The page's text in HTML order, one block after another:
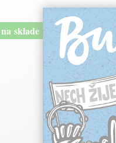
na sklade